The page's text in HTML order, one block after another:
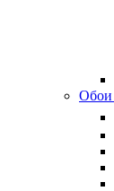
Обои